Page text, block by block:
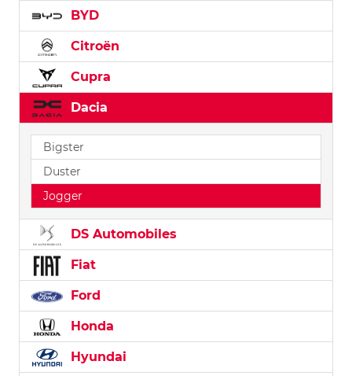
BYD
Citroën
Cupra
Dacia
Bigster
Duster
Jogger
DS Automobiles
Fiat
Ford
Honda
Hyundai